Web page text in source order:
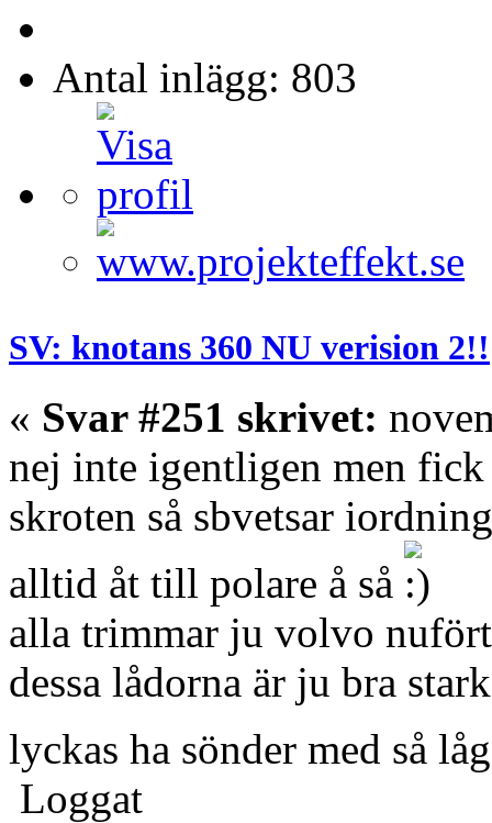
Antal inlägg: 803
SV: knotans 360 NU verision 2!!
« Svar #251 skrivet:
nej inte igentligen men
skroten så sbvetsar
alltid åt till polare å så
alla trimmar ju volvo
dessa lådorna är ju bra
lyckas ha sönder med så
Loggat